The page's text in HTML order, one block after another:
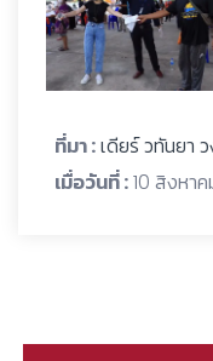
ที่มา :เดียร์ วทันยา
เมื่อวันที่ :10 สิงหา